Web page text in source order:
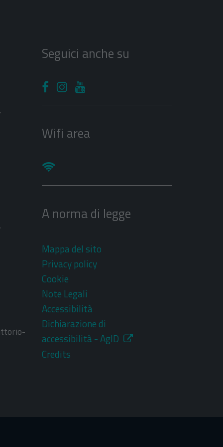
Seguici anche su
Wifi area
A norma di legge
Mappa del sito
Privacy policy
Cookie
Note Legali
Accessibilità
Dichiarazione di
accessibilità - AgID
Credits